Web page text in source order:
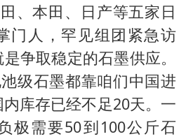
、本田、日产等五家日
门人，罕见组团紧急访
争取稳定的石墨供应。
级石墨都靠咱们中国进
库存已经不足20天。一
极需要50到100公斤石